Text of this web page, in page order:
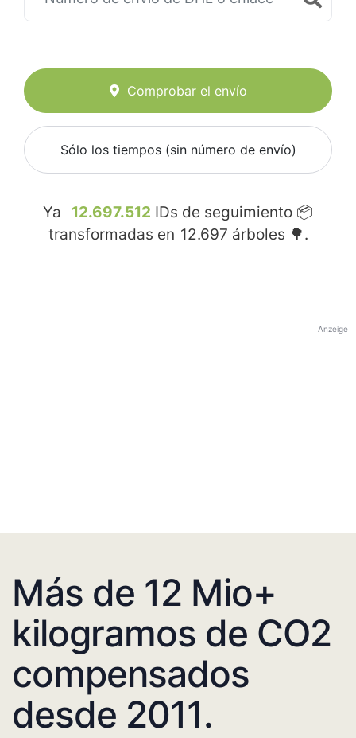
Comprobar el envío
Sólo los tiempos (sin número de envío)
Ya 12.697.512 IDs de seguimiento 📦
transformadas en 12.697 árboles 🌳.
Anzeige
Más de 12 Mio+
kilogramos de CO2
compensados
desde 2011.